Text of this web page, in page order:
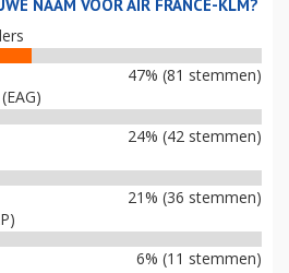
NAAM VOOR AIR FRANCE-KLM?
47% (81 stemmen)
24% (42 stemmen)
21% (36 stemmen)
6% (11 stemmen)